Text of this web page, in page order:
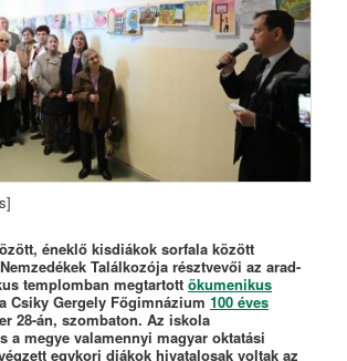
éneklő kisdiákok sorfala között
Találkozója résztvevői az arad-
templomban megtartottökumenikus
Csiky Gergely Főgimnázium100 éves
28-án, szombaton. Az iskola
a megye valamennyi magyar oktatási
egykori diákok hivatalosak voltak az